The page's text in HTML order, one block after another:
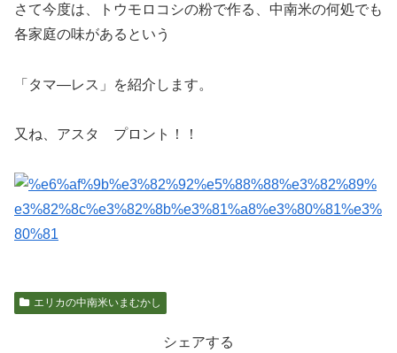
さて今度は、トウモロコシの粉で作る、中南米の何処でも
各家庭の味があるという
「タマ―レス」を紹介します。
又ね、アスタ プロント！！
エリカの中南米いまむかし
シェアする